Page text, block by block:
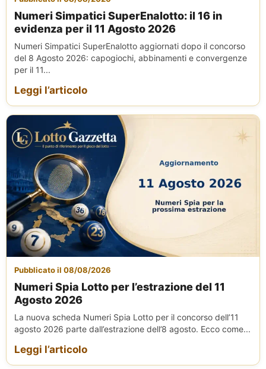
Numeri Simpatici SuperEnalotto: il 16 in
evidenza per il 11 Agosto 2026
Numeri Simpatici SuperEnalotto aggiornati dopo il concorso
del 8 Agosto 2026: capogiochi, abbinamenti e convergenze
per il 11...
Leggi l’articolo
Pubblicato il 08/08/2026
Numeri Spia Lotto per l’estrazione del 11
Agosto 2026
La nuova scheda Numeri Spia Lotto per il concorso dell’11
agosto 2026 parte dall’estrazione dell’8 agosto. Ecco come...
Leggi l’articolo